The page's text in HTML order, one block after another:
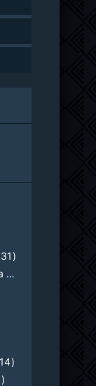
Короткометражка (699)